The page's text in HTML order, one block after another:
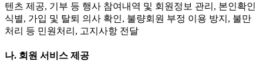
텐츠 제공, 기부 등 행사 참여내역 및 회원정보 관리, 본인확인
식별, 가입 및 탈퇴 의사 확인, 불량회원 부정 이용 방지, 불만
처리 등 민원처리, 고지사항 전달
나. 회원 서비스 제공